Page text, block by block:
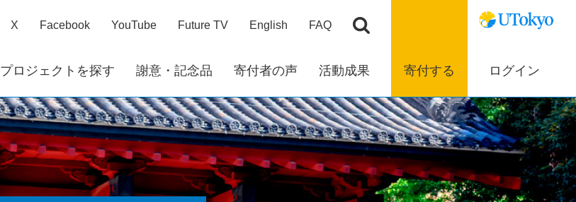
X Facebook YouTube Future TV English FAQ
プロジェクトを探す 謝意・記念品 寄付者の声 活動成果 寄付する ログイン